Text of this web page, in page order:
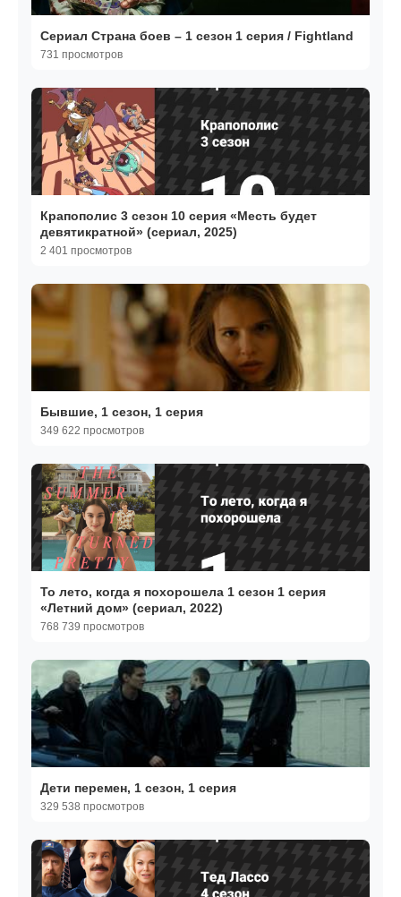
Сериал Страна боев – 1 сезон 1 серия / Fightland
731 просмотров
Крапополис 3 сезон 10 серия «Месть будет
девятикратной» (сериал, 2025)
2 401 просмотров
Бывшие, 1 сезон, 1 серия
349 622 просмотров
То лето, когда я похорошела 1 сезон 1 серия
«Летний дом» (сериал, 2022)
768 739 просмотров
Дети перемен, 1 сезон, 1 серия
329 538 просмотров